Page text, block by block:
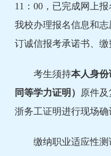
11：00，已完成网上
我校办理报名信息和
订诚信报考承诺书、缴
考生须持本人身份
同等学力证明）
原件
浙务工证明进行现场确
缴纳职业适应性测